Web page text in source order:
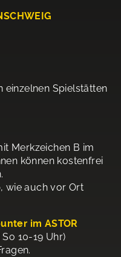
einzelnen Spielstätten
Merkzeichen B im
können kostenfrei
wie auch vor Ort
im ASTOR
10-19 Uhr)